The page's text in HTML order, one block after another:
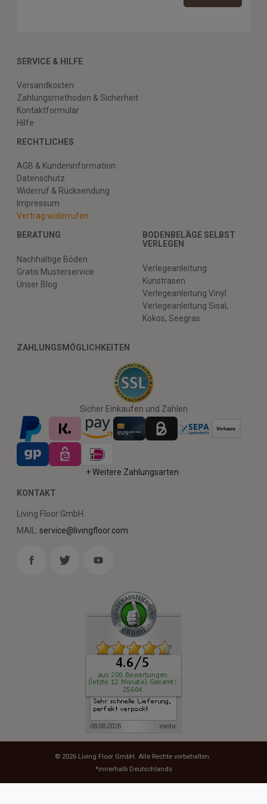
SERVICE & HILFE
Versandkosten
Zahlungsmethoden & Sicherheit
Kontaktformular
Hilfe
RECHTLICHES
AGB & Kundeninformation
Datenschutz
Widerruf & Rücksendung
Impressum
Vertrag widerrufen
BERATUNG
Nachhaltige Böden
Gratis Musterservice
Unser Blog
BODENBELÄGE SELBST
VERLEGEN
Verlegeanleitung
Kunstrasen
Verlegeanleitung Vinyl
Verlegeanleitung Sisal,
Kokos, Seegras
ZAHLUNGSMÖGLICHKEITEN
Sicher Einkaufen und Zahlen
+ Weitere Zahlungsarten
KONTAKT
Living Floor GmbH
MAIL: service@livingfloor.com
© 2026 Living Floor GmbH . Alle Rechte vorbehalten.
*innerhalb Deutschlands